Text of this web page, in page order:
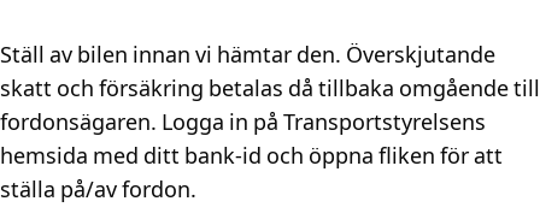
Ställ av bilen innan vi hämtar den. Överskjutande
skatt och försäkring betalas då tillbaka omgående till
fordonsägaren. Logga in på Transportstyrelsens
hemsida med ditt bank-id och öppna fliken för att
ställa på/av fordon.